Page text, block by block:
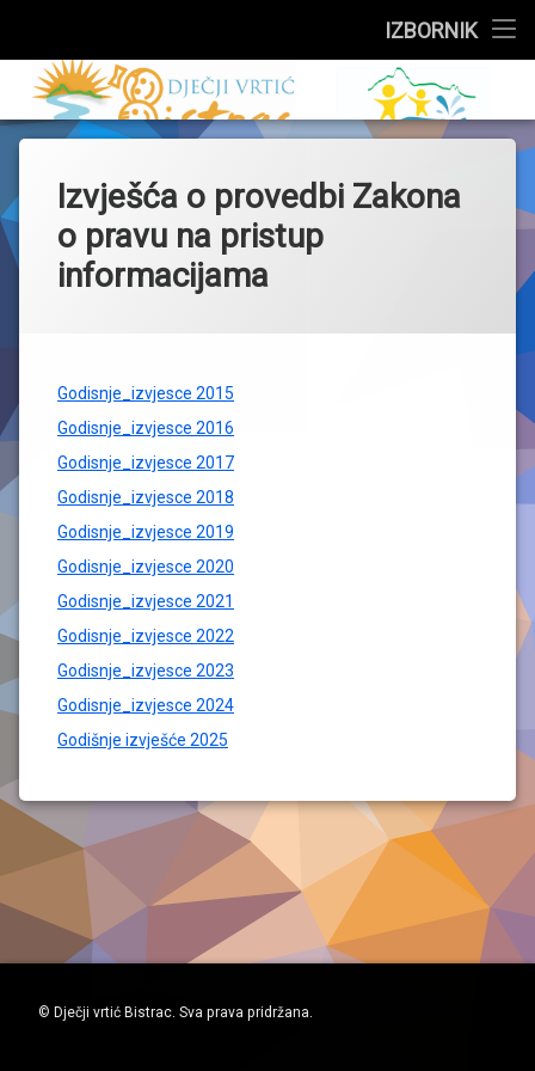
IZBORNIK
Upisi
Događanja
Skupine
Za roditelje
O vrtiću
Preskoči
sadržaj
Dječji vrtić
Izvješća o provedbi Zakona
o pravu na pristup
informacijama
Godisnje_izvjesce 2015
Godisnje_izvjesce 2016
Godisnje_izvjesce 2017
Godisnje_izvjesce 2018
Godisnje_izvjesce 2019
Godisnje_izvjesce 2020
Godisnje_izvjesce 2021
Godisnje_izvjesce 2022
Godisnje_izvjesce 2023
Godisnje_izvjesce 2024
Godišnje izvješće 2025
© Dječji vrtić Bistrac. Sva prava pridržana.